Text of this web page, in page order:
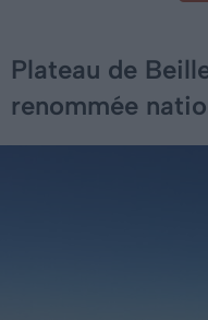
Plateau de
renommée